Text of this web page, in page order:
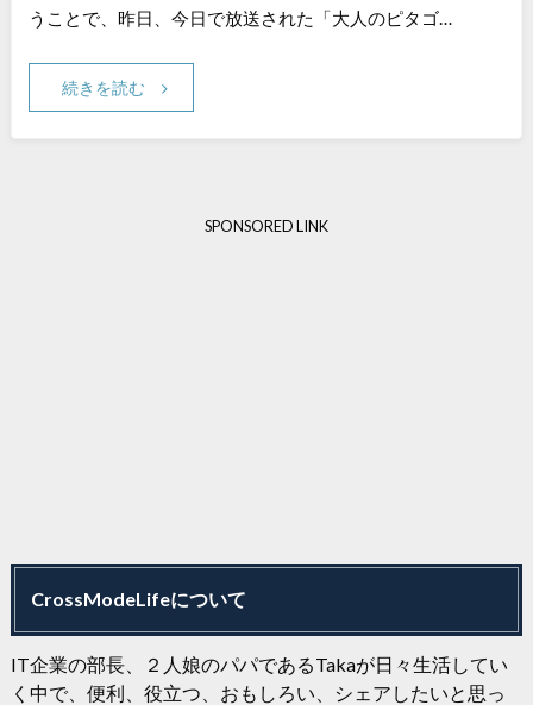
うことで、昨日、今日で放送された「大人のピタゴ…
続きを読む
SPONSORED LINK
CrossModeLifeについて
IT企業の部長、２人娘のパパであるTakaが日々生活してい
く中で、便利、役立つ、おもしろい、シェアしたいと思っ